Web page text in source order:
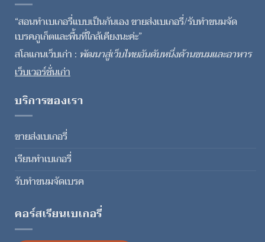
“สอนทำเบเกอรี่แบบเป็นกันเอง ขายส่งเบเกอรี่/รับทำขนมจัด
เบรคภูเก็ตและพื้นที่ใกล้เคียงนะค่ะ”
สโลแกนเว็บเก่า : พัฒนาสู่เว็บไทยอันดับหนึ่งด้านขนมและอาหาร
เว็บเวอร์ชั่นเก่า
บริการของเรา
ขายส่งเบเกอรี่
เรียนทำเบเกอรี่
รับทำขนมจัดเบรค
คอร์สเรียนเบเกอรี่